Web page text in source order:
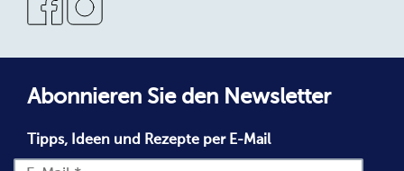
Abonnieren Sie den Newsletter
Tipps, Ideen und Rezepte per E-Mail